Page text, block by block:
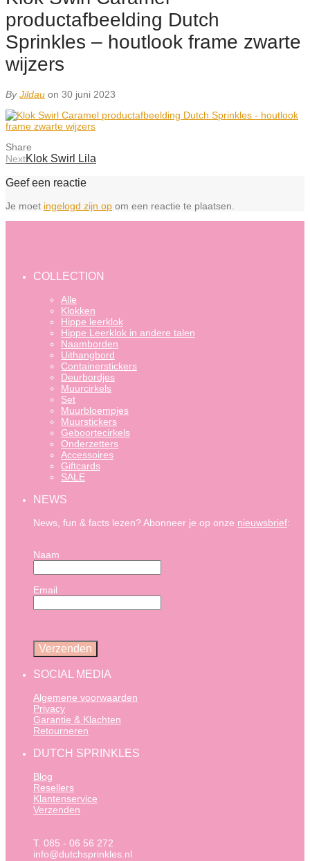
productafbeelding Dutch
Sprinkles – houtlook frame zwarte
wijzers
ByJildau on 30 juni 2023
Share
NextKlok Swirl Lila
Geef een reactie
Je moet ingelogd zijn op om een reactie te plaatsen.
COLLECTION
Alle
Klokken
Hippe leerklok
Hippe Leerklok in andere talen
Naamborden
Uithangbord
Containerstickers
Deurbordjes
Muurcirkels
Set
Muurbloempjes
Muurstickers
Geboortecirkels
Onderzetters
Accessoires
Giftcards
SALE
NEWS
News, fun & facts lezen? Abonneer je op onze nieuwsbrief:
Naam
Email
SOCIAL MEDIA
Algemene voorwaarden
Privacy
Garantie & Klachten
Retourneren
DUTCH SPRINKLES
Blog
Resellers
Klantenservice
Verzenden
T. 085 - 06 56 272
info@dutchsprinkles.nl